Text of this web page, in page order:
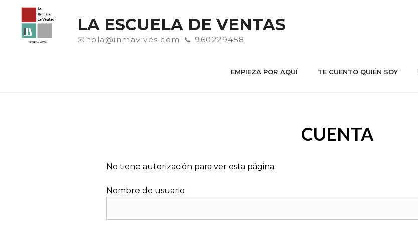
Saltar
contenido
LA ESCUELA DE VENTAS
📧hola@inmavives.com-📞 960229458
EMPIEZA POR AQUÍ TE CUENTO QUIÉN SOY
CUENTA
No tiene autorización para ver esta página.
Nombre de usuario